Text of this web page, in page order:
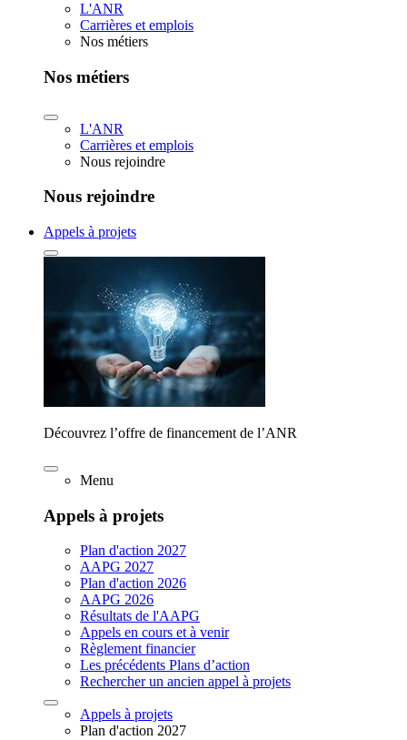
L'ANR
Carrières et emplois
Nos métiers
Nos métiers
L'ANR
Carrières et emplois
Nous rejoindre
Nous rejoindre
Appels à projets
Découvrez l’offre de financement de l’ANR
Menu
Appels à projets
Plan d'action 2027
AAPG 2027
Plan d'action 2026
AAPG 2026
Résultats de l'AAPG
Appels en cours et à venir
Règlement financier
Les précédents Plans d’action
Rechercher un ancien appel à projets
Appels à projets
Plan d'action 2027